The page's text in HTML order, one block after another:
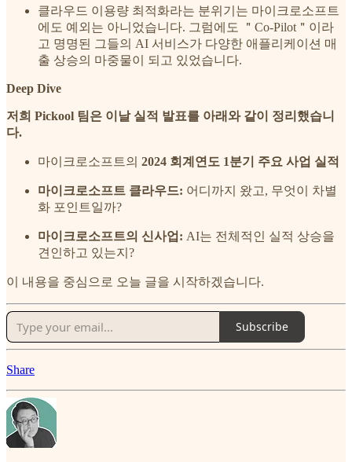
클라우드 이용량 최적화라는 분위기는 마이크로소프트
에도 예외는 아니었습니다. 그럼에도 ＂Co-Pilot＂이라
고 명명된 그들의 AI 서비스가 다양한 애플리케이션 매
출 상승의 마중물이 되고 있었습니다.
Deep Dive
저희 Pickool 팀은 이날 실적 발표를 아래와 같이 정리했습니
다.
마이크로소프트의 2024 회계연도 1분기 주요 사업 실적
마이크로소프트 클라우드: 어디까지 왔고, 무엇이 차별
화 포인트일까?
마이크로소프트의 신사업: AI는 전체적인 실적 상승을
견인하고 있는지?
이 내용을 중심으로 오늘 글을 시작하겠습니다.
Subscribe
Share